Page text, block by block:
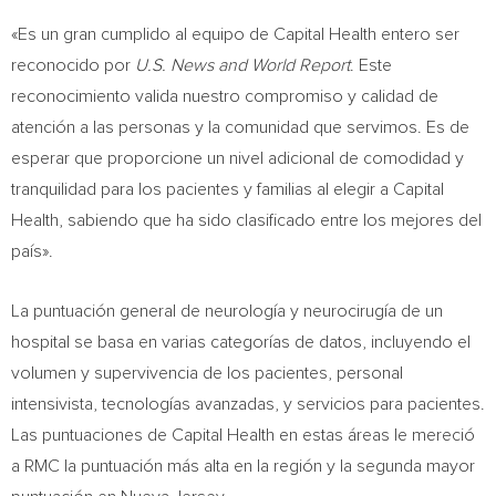
«Es un gran cumplido al equipo de Capital Health entero ser
reconocido por U.S. News and World Report. Este
reconocimiento valida nuestro compromiso y calidad de
atención a las personas y la comunidad que servimos. Es de
esperar que proporcione un nivel adicional de comodidad y
tranquilidad para los pacientes y familias al elegir a Capital
Health, sabiendo que ha sido clasificado entre los mejores del
país».
La puntuación general de neurología y neurocirugía de un
hospital se basa en varias categorías de datos, incluyendo el
volumen y supervivencia de los pacientes, personal
intensivista, tecnologías avanzadas, y servicios para pacientes.
Las puntuaciones de Capital Health en estas áreas le mereció
a RMC la puntuación más alta en la región y la segunda mayor